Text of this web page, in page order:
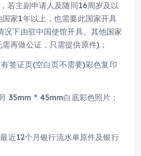
若主副申请人及随同16周岁及以
家1年以上，也需要此国家开具
况下由驻中国使馆开具。其他国家
再做公证，只需提供原件)；
签证页(空白页不需要)彩色复印
35mm * 45mm白底彩色照片；
近12个月银行流水单原件及银行